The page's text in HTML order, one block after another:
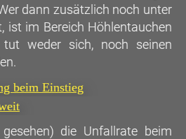
dann zusätzlich noch unter
ist im Bereich Höhlentauchen
weder sich, noch seinen
die Unfallrate beim